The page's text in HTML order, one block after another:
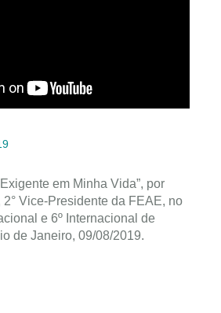
em Minha Vida”, por
2° Vice-Presidente da FEAE, no
e 6º Internacional de
de Janeiro, 09/08/2019.